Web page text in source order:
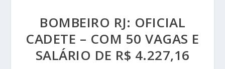
BOMBEIRO RJ: OFICIAL
CADETE – COM 50 VAGAS E
SALÁRIO DE R$ 4.227,16